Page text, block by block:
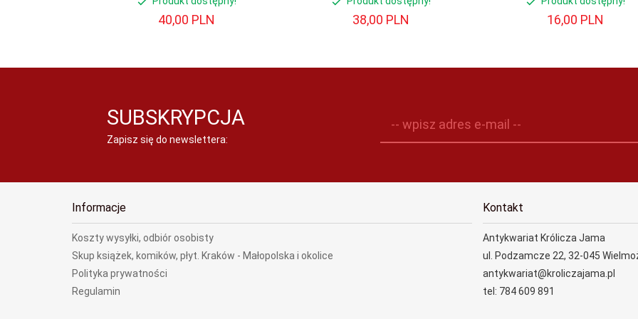
40,00 PLN 38,00 PLN 16,00 PLN
SUBSKRYPCJA
Zapisz się do newslettera:
-- wpisz adres e-mail --
Informacje
Koszty wysyłki, odbiór osobisty
Skup książek, komików, płyt. Kraków - Małopolska i okolice
Polityka prywatności
Regulamin
Kontakt
Antykwariat Królicza Jama
ul. Podzamcze 22, 32-045
antykwariat@kroliczajama.pl
tel: 784 609 891